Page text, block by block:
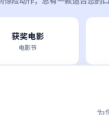
获奖电影
电影节